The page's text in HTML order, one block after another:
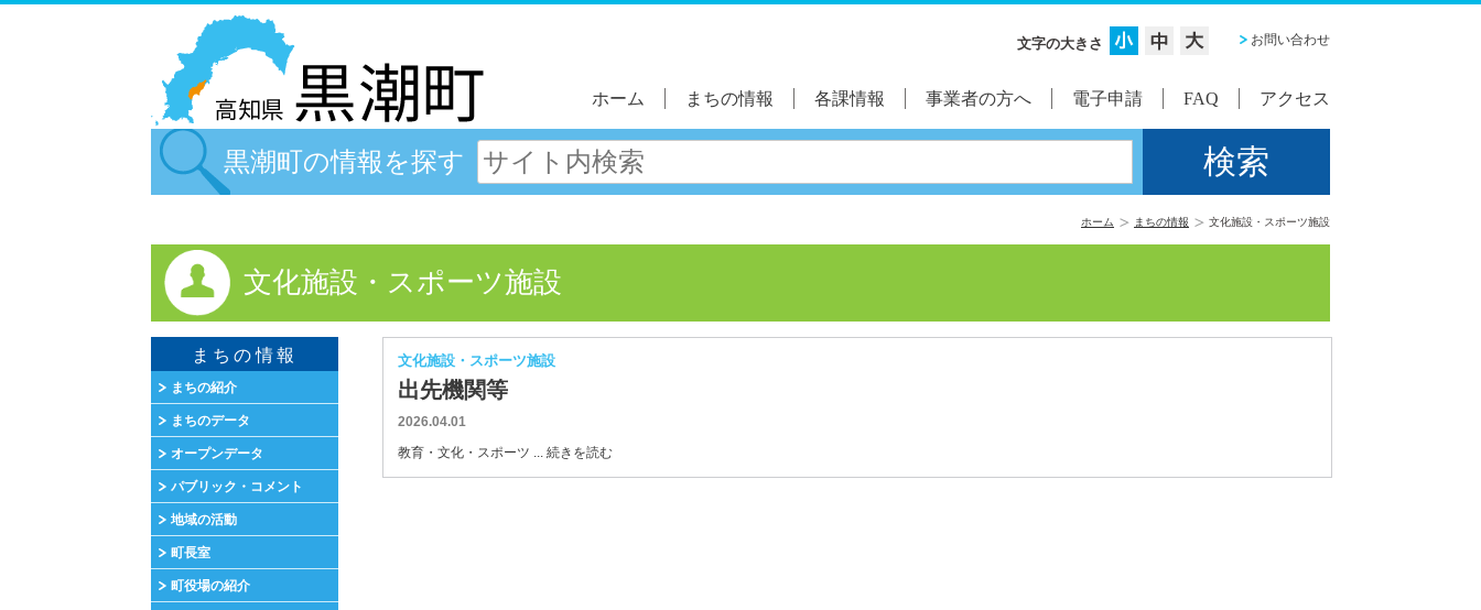
お問い合わせ
文字の大きさ
ホーム まちの情報 各課情報 事業者の方へ 電子申請 FAQ アクセス
黒潮町の情報を探す
ホーム まちの情報 文化施設・スポーツ施設
文化施設・スポーツ施設
まちの情報
まちの紹介
まちのデータ
オープンデータ
パブリック・コメント
地域の活動
町長室
町役場の紹介
文化施設・スポーツ施設
出先機関等
2026.04.01
教育・文化・スポーツ ... 続きを読む